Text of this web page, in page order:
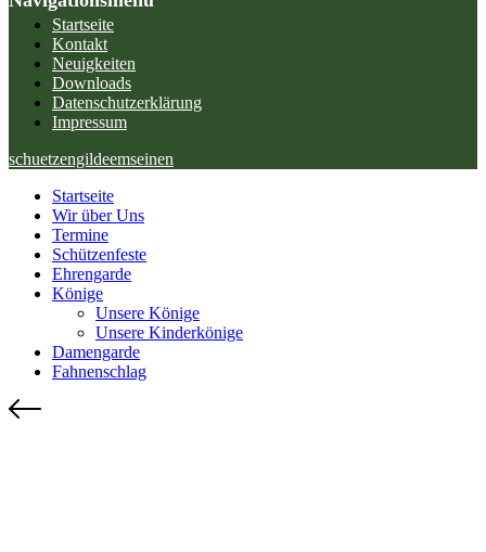
Startseite
Kontakt
Neuigkeiten
Downloads
Datenschutzerklärung
Impressum
schuetzengildeemseinen
Startseite
Wir über Uns
Termine
Schützenfeste
Ehrengarde
Könige
Unsere Könige
Unsere Kinderkönige
Damengarde
Fahnenschlag